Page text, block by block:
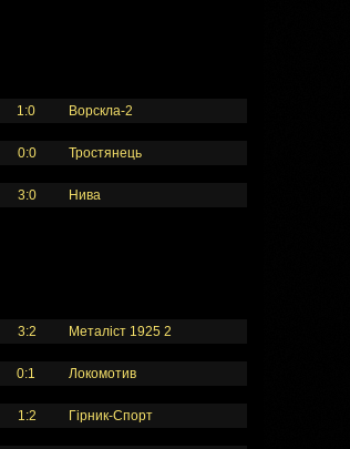
1:0 Ворскла-2
0:0 Тростянець
3:0 Нива
3:2 Металіст 1925 2
0:1 Локомотив
1:2 Гірник-Спорт